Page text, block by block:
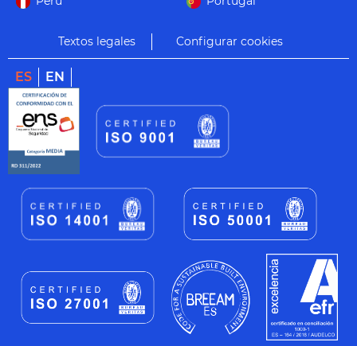
Textos legales Configurar cookies
ES EN